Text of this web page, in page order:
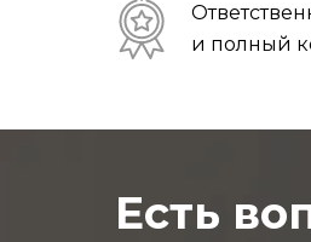
и полный
Есть